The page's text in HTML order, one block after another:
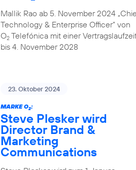
Mallik Rao ab 5. November 2024
Technology & Enterprise Officer” von
O2Telefónica mit einer
bis 4. November 2028
23. Oktober 2024
MARKE O2:
Steve Plesker wird
Director Brand &
Marketing
Communications